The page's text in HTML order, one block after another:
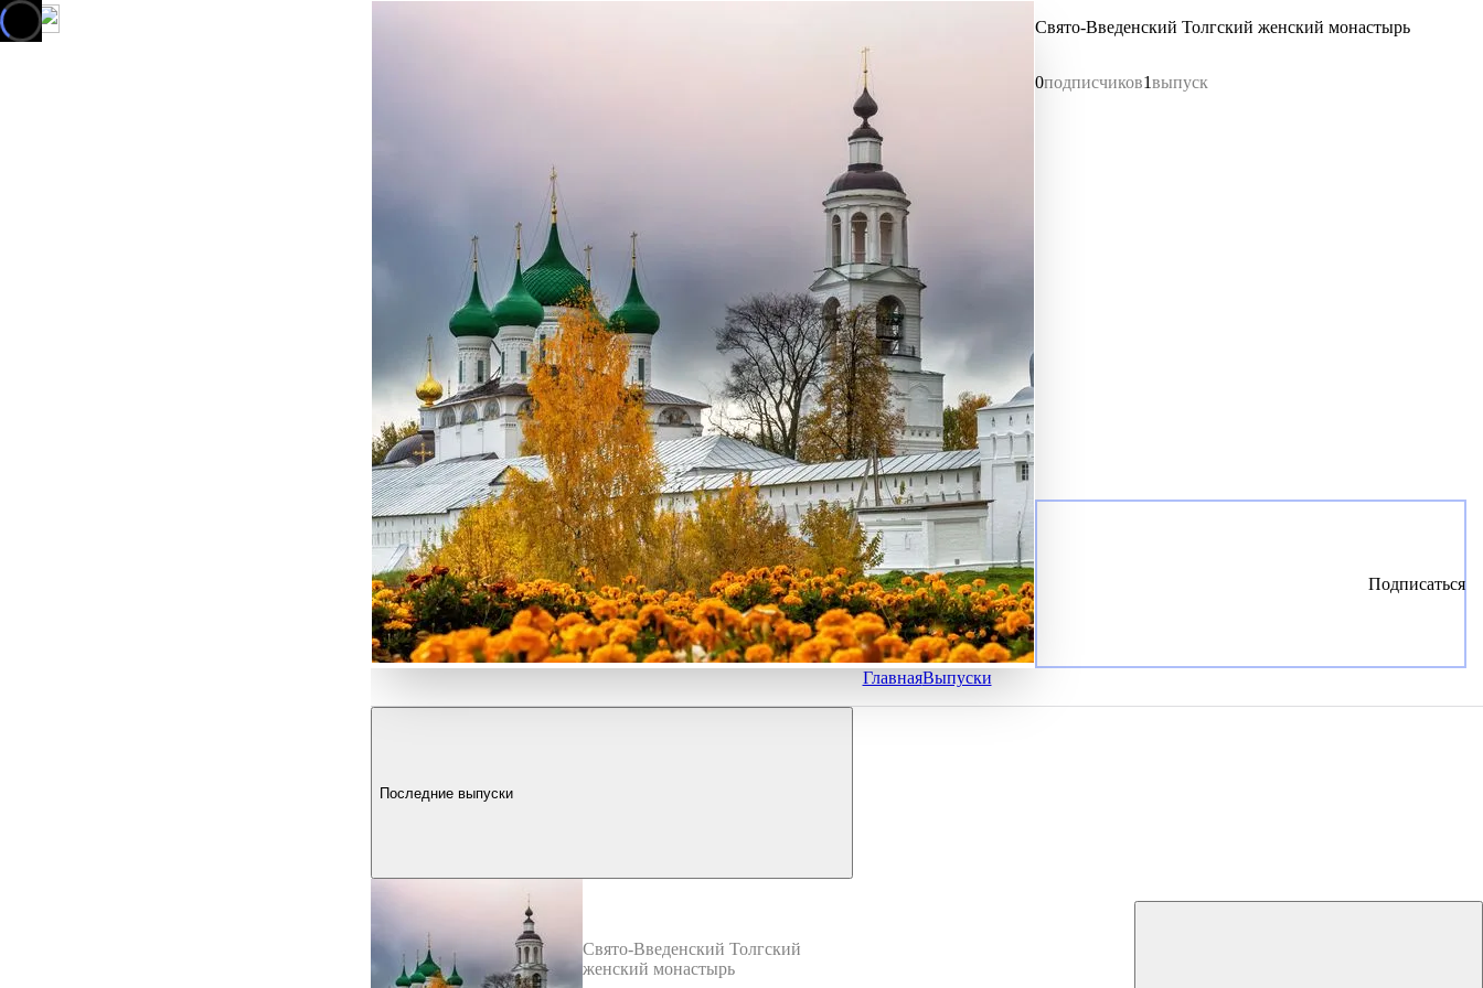
Свято-Введенский Толгский женский монастырь
0подписчиков1выпуск
Подписаться
ГлавнаяВыпуски
Последние выпуски
Свято-Введенский Толгский
женский монастырь